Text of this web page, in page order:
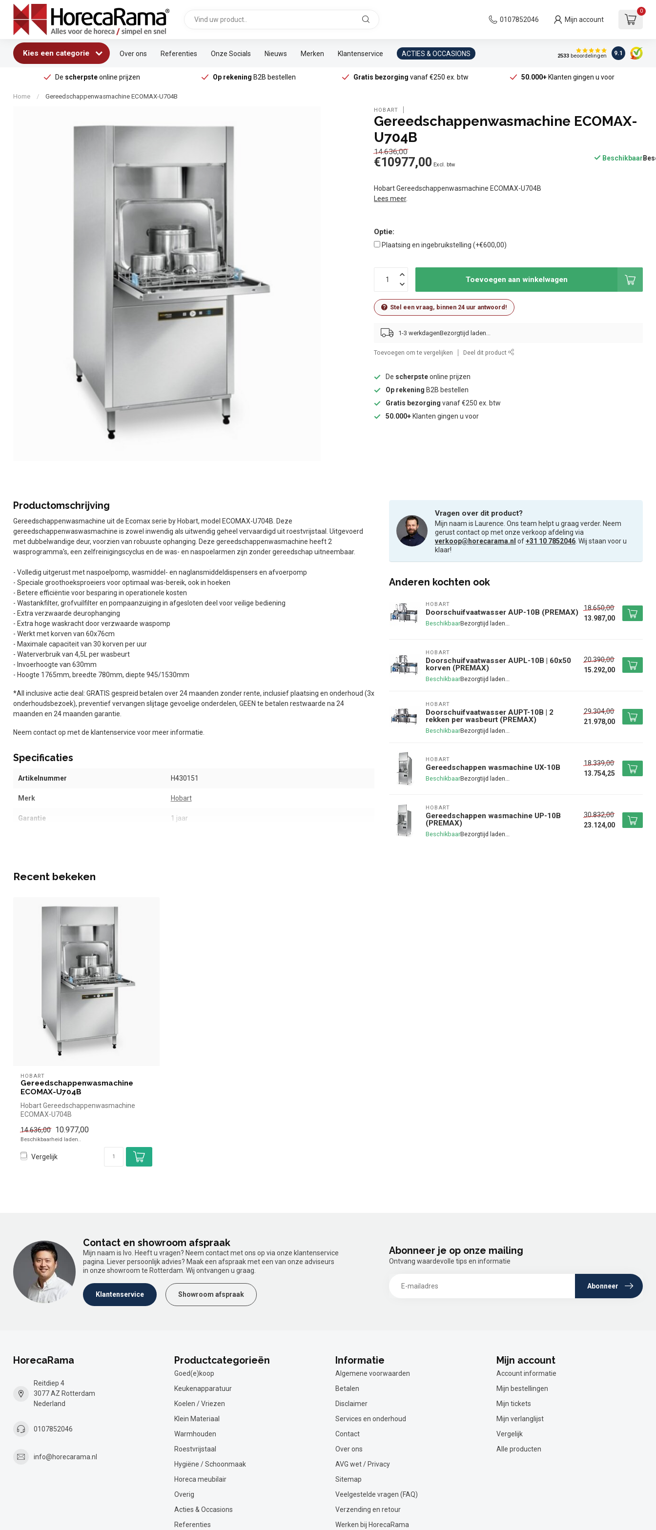
0107852046 Mijn account
0
Kies een categorie Over ons Referenties Onze Socials Nieuws Merken Klantenservice ACTIES & OCCASIONS 2533beoordelingen 9.1
De scherpsteonline prijzen Op rekening B2B bestellen Gratis bezorging vanaf €250 ex. btw 50.000+Klanten gingen u voor
Home / Gereedschappenwasmachine ECOMAX-U704B
HOBART
Gereedschappenwasmachine ECOMAX-
U704B
14.636,00
€10977,00 Excl. btw
Beschikbaar
Hobart Gereedschappenwasmachine ECOMAX-U704B
Lees meer.
Optie:
Plaatsing en ingebruikstelling (+€600,00)
Toevoegen aan winkelwagen
Stel een vraag, binnen 24 uur antwoord!
1-3 werkdagen
Toevoegen om te vergelijken Deel dit product
De scherpsteonline prijzen
Op rekening B2B bestellen
Gratis bezorging vanaf €250 ex. btw
50.000+ Klanten gingen u voor
Productomschrijving
Gereedschappenwasmachine uit de Ecomax serie by Hobart, model ECOMAX-U704B. Deze
gereedschappenwaswasmachine is zowel inwendig als uitwendig geheel vervaardigd uit roestvrijstaal. Uitgevoerd
met dubbelwandige deur, voorzien van robuuste ophanging. Deze gereedschappenwasmachine heeft 2
wasprogramma's, een zelfreinigingscyclus en de was- en naspoelarmen zijn zonder gereedschap uitneembaar.
- Volledig uitgerust met naspoelpomp, wasmiddel- en naglansmiddeldispensers en afvoerpomp
- Speciale groothoeksproeiers voor optimaal was-bereik, ook in hoeken
- Betere efficiëntie voor besparing in operationele kosten
- Wastankfilter, grofvuilfilter en pompaanzuiging in afgesloten deel voor veilige bediening
- Extra verzwaarde deurophanging
- Extra hoge waskracht door verzwaarde waspomp
- Werkt met korven van 60x76cm
- Maximale capaciteit van 30 korven per uur
- Waterverbruik van 4,5L per wasbeurt
- Invoerhoogte van 630mm
- Hoogte 1765mm, breedte 780mm, diepte 945/1530mm
*All inclusive actie deal: GRATIS gespreid betalen over 24 maanden zonder rente, inclusief plaatsing en onderhoud (3x
onderhoudsbezoek), preventief vervangen slijtage gevoelige onderdelen, GEEN te betalen restwaarde na 24
maanden en 24 maanden garantie.
Neem contact op met de klantenservice voor meer informatie.
Specificaties
Artikelnummer H430151
Merk Hobart
Garantie 1 jaar
Vragen over dit product?
Mijn naam is Laurence. Ons team helpt u graag verder. Neem
gerust contact op met onze verkoop afdeling via
verkoop@horecarama.nl of+31 10 7852046 . Wij staan voor u
klaar!
Anderen kochten ook
HOBART
Doorschuifvaatwasser AUP-10B (PREMAX)
Beschikbaar
18.650,00
13.987,00
HOBART
Doorschuifvaatwasser AUPL-10B | 60x50
korven (PREMAX)
Beschikbaar
20.390,00
15.292,00
HOBART
Doorschuifvaatwasser AUPT-10B | 2
rekken per wasbeurt (PREMAX)
Beschikbaar
29.304,00
21.978,00
HOBART
Gereedschappen wasmachine UX-10B
Beschikbaar
18.339,00
13.754,25
HOBART
Gereedschappen wasmachine UP-10B
(PREMAX)
Beschikbaar
30.832,00
23.124,00
Recent bekeken
HOBART
Gereedschappenwasmachine
ECOMAX-U704B
Hobart Gereedschappenwasmachine
ECOMAX-U704B
14.636,00 10.977,00
Beschikbaarheid laden..
Vergelijk
Contact en showroom afspraak
Mijn naam is Ivo. Heeft u vragen? Neem contact met ons op via onze klantenservice
pagina. Liever persoonlijk advies? Maak een afspraak met een van onze adviseurs
in onze showroom te Rotterdam. Wij ontvangen u graag.
Klantenservice Showroom afspraak
Abonneer je op onze mailing
Ontvang waardevolle tips en informatie
Abonneer
HorecaRama
Reitdiep 4
3077 AZ Rotterdam
Nederland
0107852046
info@horecarama.nl
Productcategorieën
Goed(e)koop
Keukenapparatuur
Koelen / Vriezen
Klein Materiaal
Warmhouden
Roestvrijstaal
Hygiëne / Schoonmaak
Horeca meubilair
Overig
Acties & Occasions
Referenties
Informatie
Algemene voorwaarden
Betalen
Disclaimer
Services en onderhoud
Contact
Over ons
AVG wet / Privacy
Sitemap
Veelgestelde vragen (FAQ)
Verzending en retour
Werken bij HorecaRama
Mijn account
Account informatie
Mijn bestellingen
Mijn tickets
Mijn verlanglijst
Vergelijk
Alle producten